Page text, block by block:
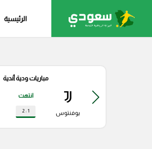
الرئيسية
مباريات ودية أندية
يوفنتوس
انتهت
1 : 2